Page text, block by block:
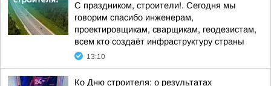
С праздником, строители!. Сегодня мы
говорим спасибо инженерам,
проектировщикам, сварщикам, геодезистам,
всем кто создаёт инфраструктуру страны
13:10
Ко Дню строителя: о результатах